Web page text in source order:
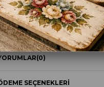
ÖZELLIKLERI
NEW SERİ XL 580
(0)
SEÇENEKLERI